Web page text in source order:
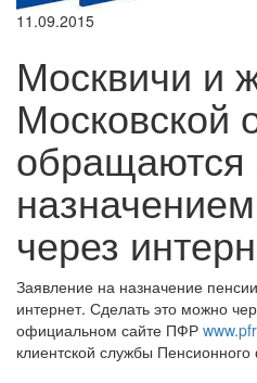
11.09.2015
Москвичи и
Московской
обращаются
через
Заявление на назначение
интернет. Сделать это можно
официальном сайте ПФР
клиентской службы